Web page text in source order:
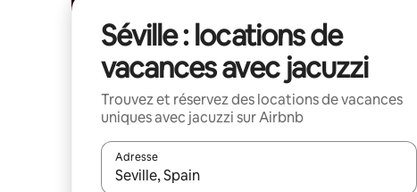
Séville : locations de
vacances avec jacuzzi
Trouvez et réservez des locations de vacances
uniques avec jacuzzi sur Airbnb
Adresse
Lorsque les résultats s'affichent, utilisez les flèches